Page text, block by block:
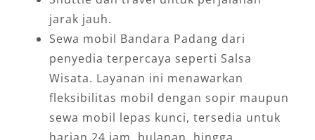
jarak jauh.
Sewa mobil Bandara Padang dari
penyedia terpercaya seperti Salsa
Wisata. Layanan ini menawarkan
fleksibilitas mobil dengan sopir maupun
sewa mobil lepas kunci, tersedia untuk
harian 24 jam, bulanan, hingga